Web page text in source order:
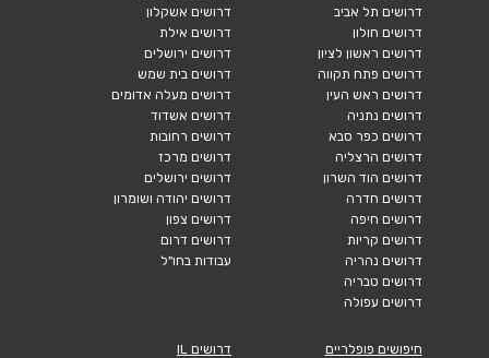
דרושים תל אביב
דרושים חולון
דרושים ראשון לציון
דרושים פתח תקווה
דרושים ראש העין
דרושים נתניה
דרושים כפר סבא
דרושים הרצליה
דרושים הוד השרון
דרושים חדרה
דרושים חיפה
דרושים קריות
דרושים נהריה
דרושים טבריה
דרושים עפולה
דרושים אשקלון
דרושים אילת
דרושים ירושלים
דרושים בית שמש
דרושים מעלה אדומים
דרושים אשדוד
דרושים רחובות
דרושים מרכז
דרושים ירושלים
דרושים יהודה ושומרון
דרושים צפון
דרושים דרום
עבודות בחו"ל
חיפושים פופלריים
דרושים IL